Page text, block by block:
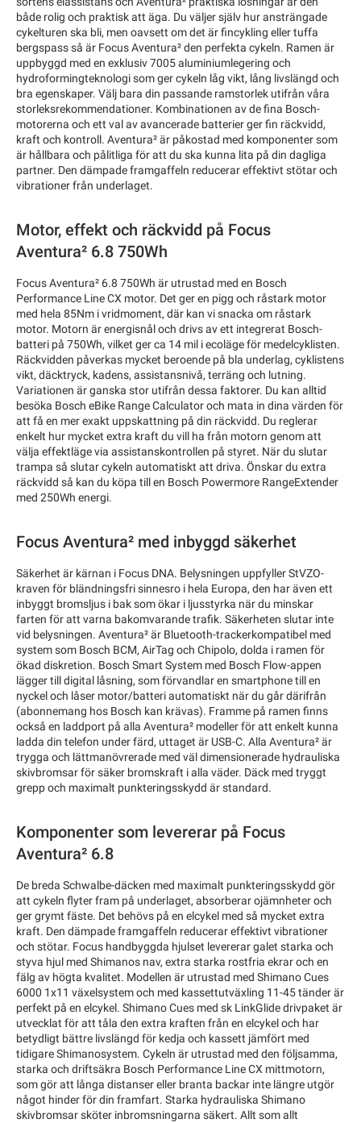
både rolig och praktisk att äga. Du väljer själv hur ansträngade
cykelturen ska bli, men oavsett om det är fincykling eller tuffa
bergspass så är Focus Aventura² den perfekta cykeln. Ramen är
uppbyggd med en exklusiv 7005 aluminiumlegering och
hydroformingteknologi som ger cykeln låg vikt, lång livslängd och
bra egenskaper. Välj bara din passande ramstorlek utifrån våra
storleksrekommendationer. Kombinationen av de fina Bosch-
motorerna och ett val av avancerade batterier ger fin räckvidd,
kraft och kontroll. Aventura² är påkostad med komponenter som
är hållbara och pålitliga för att du ska kunna lita på din dagliga
partner. Den dämpade framgaffeln reducerar effektivt stötar och
vibrationer från underlaget.
Motor, effekt och räckvidd på Focus
Aventura² 6.8 750Wh
Focus Aventura² 6.8 750Wh är utrustad med en Bosch
Performance Line CX motor. Det ger en pigg och råstark motor
med hela 85Nm i vridmoment, där kan vi snacka om råstark
motor. Motorn är energisnål och drivs av ett integrerat Bosch-
batteri på 750Wh, vilket ger ca 14 mil i ecoläge för medelcyklisten.
Räckvidden påverkas mycket beroende på bla underlag, cyklistens
vikt, däcktryck, kadens, assistansnivå, terräng och lutning.
Variationen är ganska stor utifrån dessa faktorer. Du kan alltid
besöka Bosch eBike Range Calculator och mata in dina värden för
att få en mer exakt uppskattning på din räckvidd. Du reglerar
enkelt hur mycket extra kraft du vill ha från motorn genom att
välja effektläge via assistanskontrollen på styret. När du slutar
trampa så slutar cykeln automatiskt att driva. Önskar du extra
räckvidd så kan du köpa till en Bosch Powermore RangeExtender
med 250Wh energi.
Focus Aventura² med inbyggd säkerhet
Säkerhet är kärnan i Focus DNA. Belysningen uppfyller StVZO-
kraven för bländningsfri sinnesro i hela Europa, den har även ett
inbyggt bromsljus i bak som ökar i ljusstyrka när du minskar
farten för att varna bakomvarande trafik. Säkerheten slutar inte
vid belysningen. Aventura² är Bluetooth-trackerkompatibel med
system som Bosch BCM, AirTag och Chipolo, dolda i ramen för
ökad diskretion. Bosch Smart System med Bosch Flow-appen
lägger till digital låsning, som förvandlar en smartphone till en
nyckel och låser motor/batteri automatiskt när du går därifrån
(abonnemang hos Bosch kan krävas). Framme på ramen finns
också en laddport på alla Aventura² modeller för att enkelt kunna
ladda din telefon under färd, uttaget är USB-C. Alla Aventura² är
trygga och lättmanövrerade med väl dimensionerade hydrauliska
skivbromsar för säker bromskraft i alla väder. Däck med tryggt
grepp och maximalt punkteringsskydd är standard.
Komponenter som levererar på Focus
Aventura² 6.8
De breda Schwalbe-däcken med maximalt punkteringsskydd gör
att cykeln flyter fram på underlaget, absorberar ojämnheter och
ger grymt fäste. Det behövs på en elcykel med så mycket extra
kraft. Den dämpade framgaffeln reducerar effektivt vibrationer
och stötar. Focus handbyggda hjulset levererar galet starka och
styva hjul med Shimanos nav, extra starka rostfria ekrar och en
fälg av högta kvalitet. Modellen är utrustad med Shimano Cues
6000 1x11 växelsystem och med kassettutväxling 11-45 tänder är
perfekt på en elcykel. Shimano Cues med sk LinkGlide drivpaket är
utvecklat för att tåla den extra kraften från en elcykel och har
betydligt bättre livslängd för kedja och kassett jämfört med
tidigare Shimanosystem. Cykeln är utrustad med den följsamma,
starka och driftsäkra Bosch Performance Line CX mittmotorn,
som gör att långa distanser eller branta backar inte längre utgör
något hinder för din framfart. Starka hydrauliska Shimano
skivbromsar sköter inbromsningarna säkert. Allt som allt